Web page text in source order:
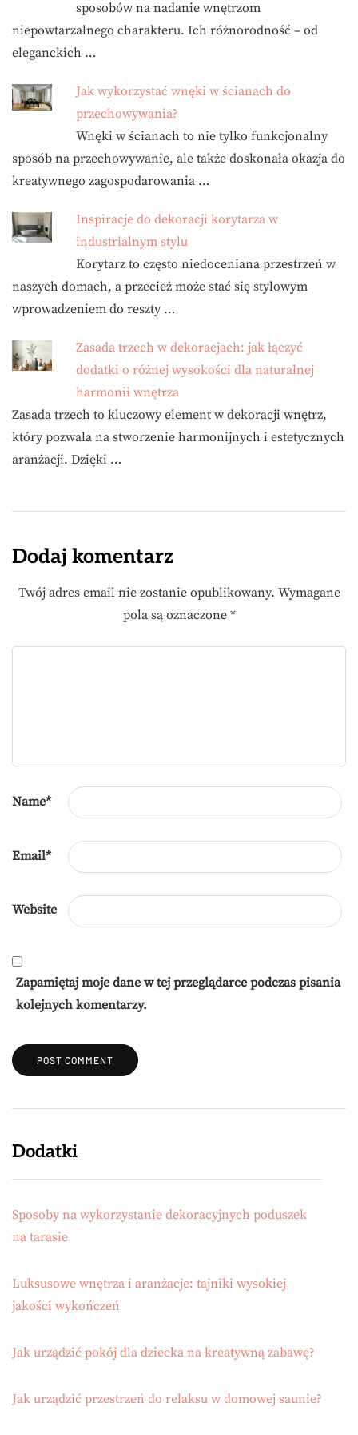
sposobów na nadanie wnętrzom
niepowtarzalnego charakteru. Ich różnorodność – od
eleganckich …
Jak wykorzystać wnęki w ścianach do
przechowywania?
Wnęki w ścianach to nie tylko funkcjonalny
sposób na przechowywanie, ale także doskonała okazja do
kreatywnego zagospodarowania …
Inspiracje do dekoracji korytarza w
industrialnym stylu
Korytarz to często niedoceniana przestrzeń w
naszych domach, a przecież może stać się stylowym
wprowadzeniem do reszty …
Zasada trzech w dekoracjach: jak łączyć
dodatki o różnej wysokości dla naturalnej
harmonii wnętrza
Zasada trzech to kluczowy element w dekoracji wnętrz,
który pozwala na stworzenie harmonijnych i estetycznych
aranżacji. Dzięki …
Dodaj komentarz
Twój adres email nie zostanie opublikowany. Wymagane
pola są oznaczone *
Name*
Email*
Website
Zapamiętaj moje dane w tej przeglądarce podczas pisania
kolejnych komentarzy.
Dodatki
Sposoby na wykorzystanie dekoracyjnych poduszek
na tarasie
Luksusowe wnętrza i aranżacje: tajniki wysokiej
jakości wykończeń
Jak urządzić pokój dla dziecka na kreatywną zabawę?
Jak urządzić przestrzeń do relaksu w domowej saunie?